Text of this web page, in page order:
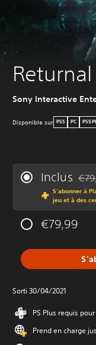
Returnal
Sony Interactive
Disponible sur PS5 PC PS5
Inclus
S'abonner à
jeu et à des
€79,99
Sorti 30/04/2021
PS Plus requis
Prend en charge